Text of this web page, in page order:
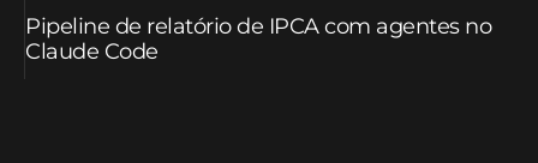
Pipeline de relatório de IPCA com agentes no
Claude Code